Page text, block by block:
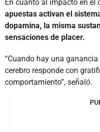
En cuanto al impacto en el
apuestas activan el
dopamina, la misma
sensaciones de placer.
“Cuando hay una
cerebro responde con
comportamiento”, señaló.